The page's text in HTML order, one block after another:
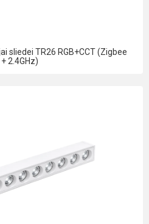
sliedei TR26 RGB+CCT (Zigbee
2.4GHz)